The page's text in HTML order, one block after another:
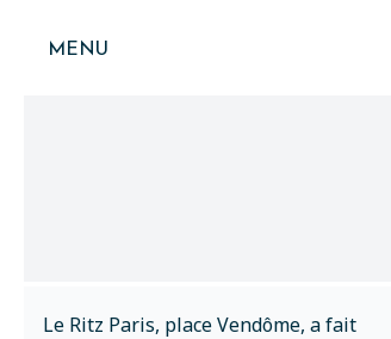
MENU
Le Ritz Paris, place Vendôme, a fait